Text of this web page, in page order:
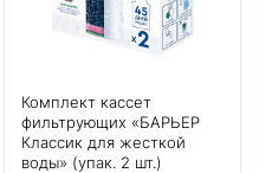
Комплект кассет
фильтрующих «БАРЬЕР
Классик для жесткой
воды» (упак. 2 шт.)